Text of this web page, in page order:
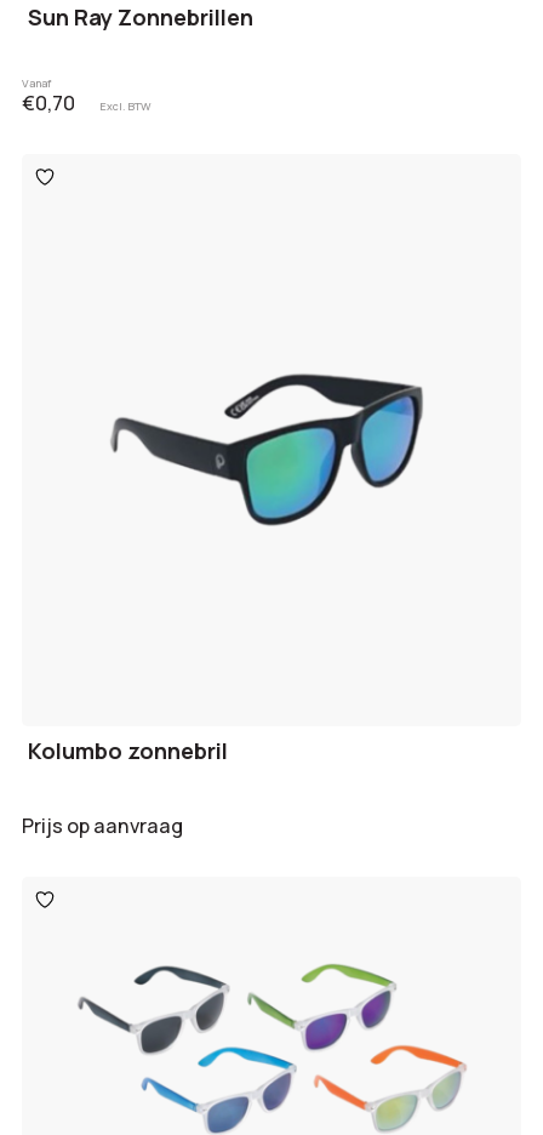
Sun Ray Zonnebrillen
Vanaf
€0,70 Excl. BTW
Toevoegen
aan
Kolumbo zonnebril
Prijs op aanvraag
Toevoegen
aan